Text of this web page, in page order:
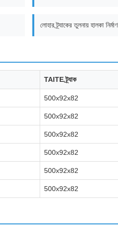
লোহার ট্র্যাকের তুলনায় হালকা নির্মাণ
TAITE ট্র্যাক
500x92x82
500x92x82
500x92x82
500x92x82
500x92x82
500x92x82